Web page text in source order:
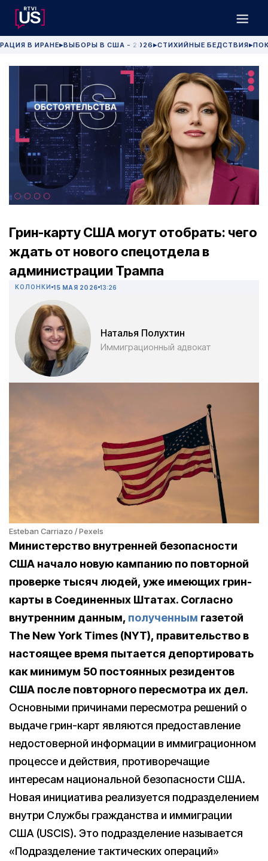
В ИРАНЕ▶ВЫБОРЫ В США - 2026 ▶СТИХИЙНЫЕ БЕДСТВИЯ▶
Грин-карту США могут отобрать: чего
ждать от нового спецотдела в
администрации Трампа
КОЛОНКИ 15 МАЯ 2026 13:26
Наталья Полухтин
Иммиграционный адвокат
Esteban Carriazo / Pexels
Министерство внутренней безопасности
США начало новую кампанию по повторной
проверке тысяч людей, уже имеющих грин-
карты в Соединенных Штатах. Согласно
внутренним данным, полученным газетой
The New York Times (NYT), правительство в
настоящее время пытается депортировать
как минимум 50 постоянных резидентов
США после повторного пересмотра их дел.
Основными причинами пересмотра решений о
выдаче грин-карт являются предоставление
недостоверной информации в иммиграционном
процессе и действия, противоречащие
интересам национальной безопасности США.
Новая инициатива реализуется подразделением
внутри Службы гражданства и иммиграции
США (USCIS). Это подразделение называется
«Подразделение тактических операций»